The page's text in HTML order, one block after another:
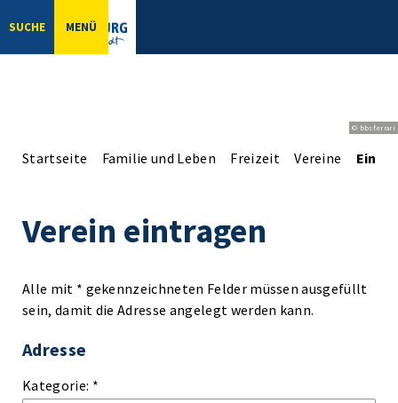
SUCHE MENÜ
© bbsferrari
Startseite Familie und Leben Freizeit Vereine
Verein eintragen
Alle mit * gekennzeichneten Felder müssen ausgefüllt
sein, damit die Adresse angelegt werden kann.
Adresse
Kategorie: *